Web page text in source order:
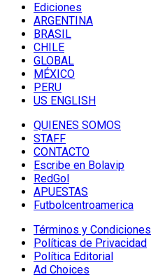
Ediciones
ARGENTINA
BRASIL
CHILE
GLOBAL
MÉXICO
PERU
US ENGLISH
QUIENES SOMOS
STAFF
CONTACTO
Escribe en Bolavip
RedGol
APUESTAS
Futbolcentroamerica
Términos y Condiciones
Políticas de Privacidad
Política Editorial
Ad Choices